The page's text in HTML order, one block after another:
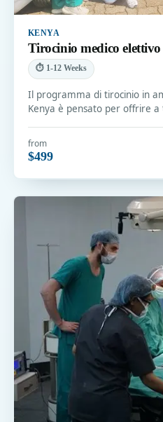
KENYA
Tirocinio medico
⏱ 1-12 Weeks
Il programma di tirocinio in
Kenya è pensato per offrire
from
$499